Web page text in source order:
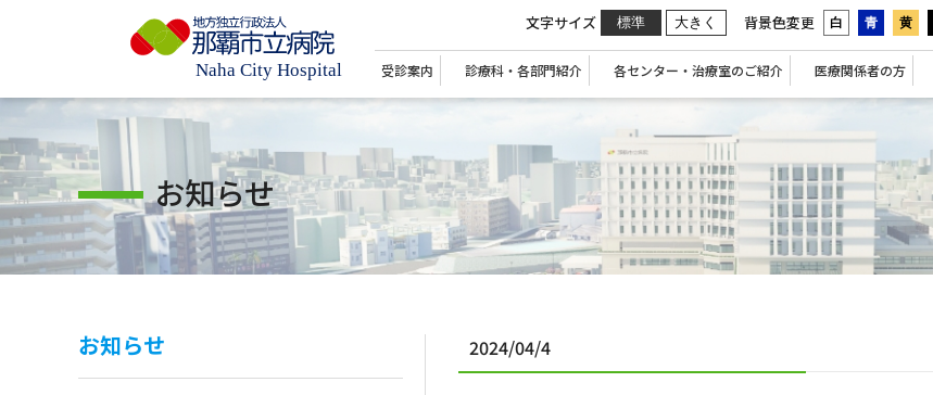
文字サイズ 標準 大きく 背景色変更 白 青 黄
受診案内 診療科・各部門紹介 各センター・治療室のご紹介 医療関係者の方
お知らせ
2024/04/4
お知らせ